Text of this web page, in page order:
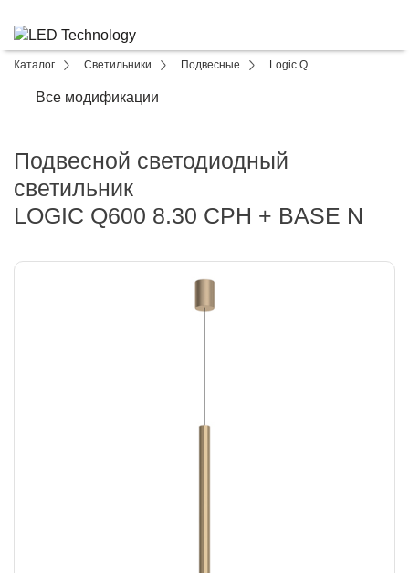
Каталог Светильники Подвесные Logic Q
Все модификации
Подвесной светодиодный
светильник
LOGIC Q600 8.30 CPH + BASE N